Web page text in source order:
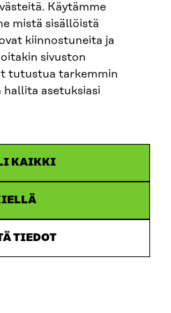
Käytämme
mistä sisällöistä
kiinnostuneita ja
sivuston
tutustua tarkemmin
hallita asetuksiasi
KAIKKI
TIEDOT
asuntoon. Yksiöiden
nuoret ovat
sillä yleinen
ansiosta
liittyvää hiilijalanjälkeään